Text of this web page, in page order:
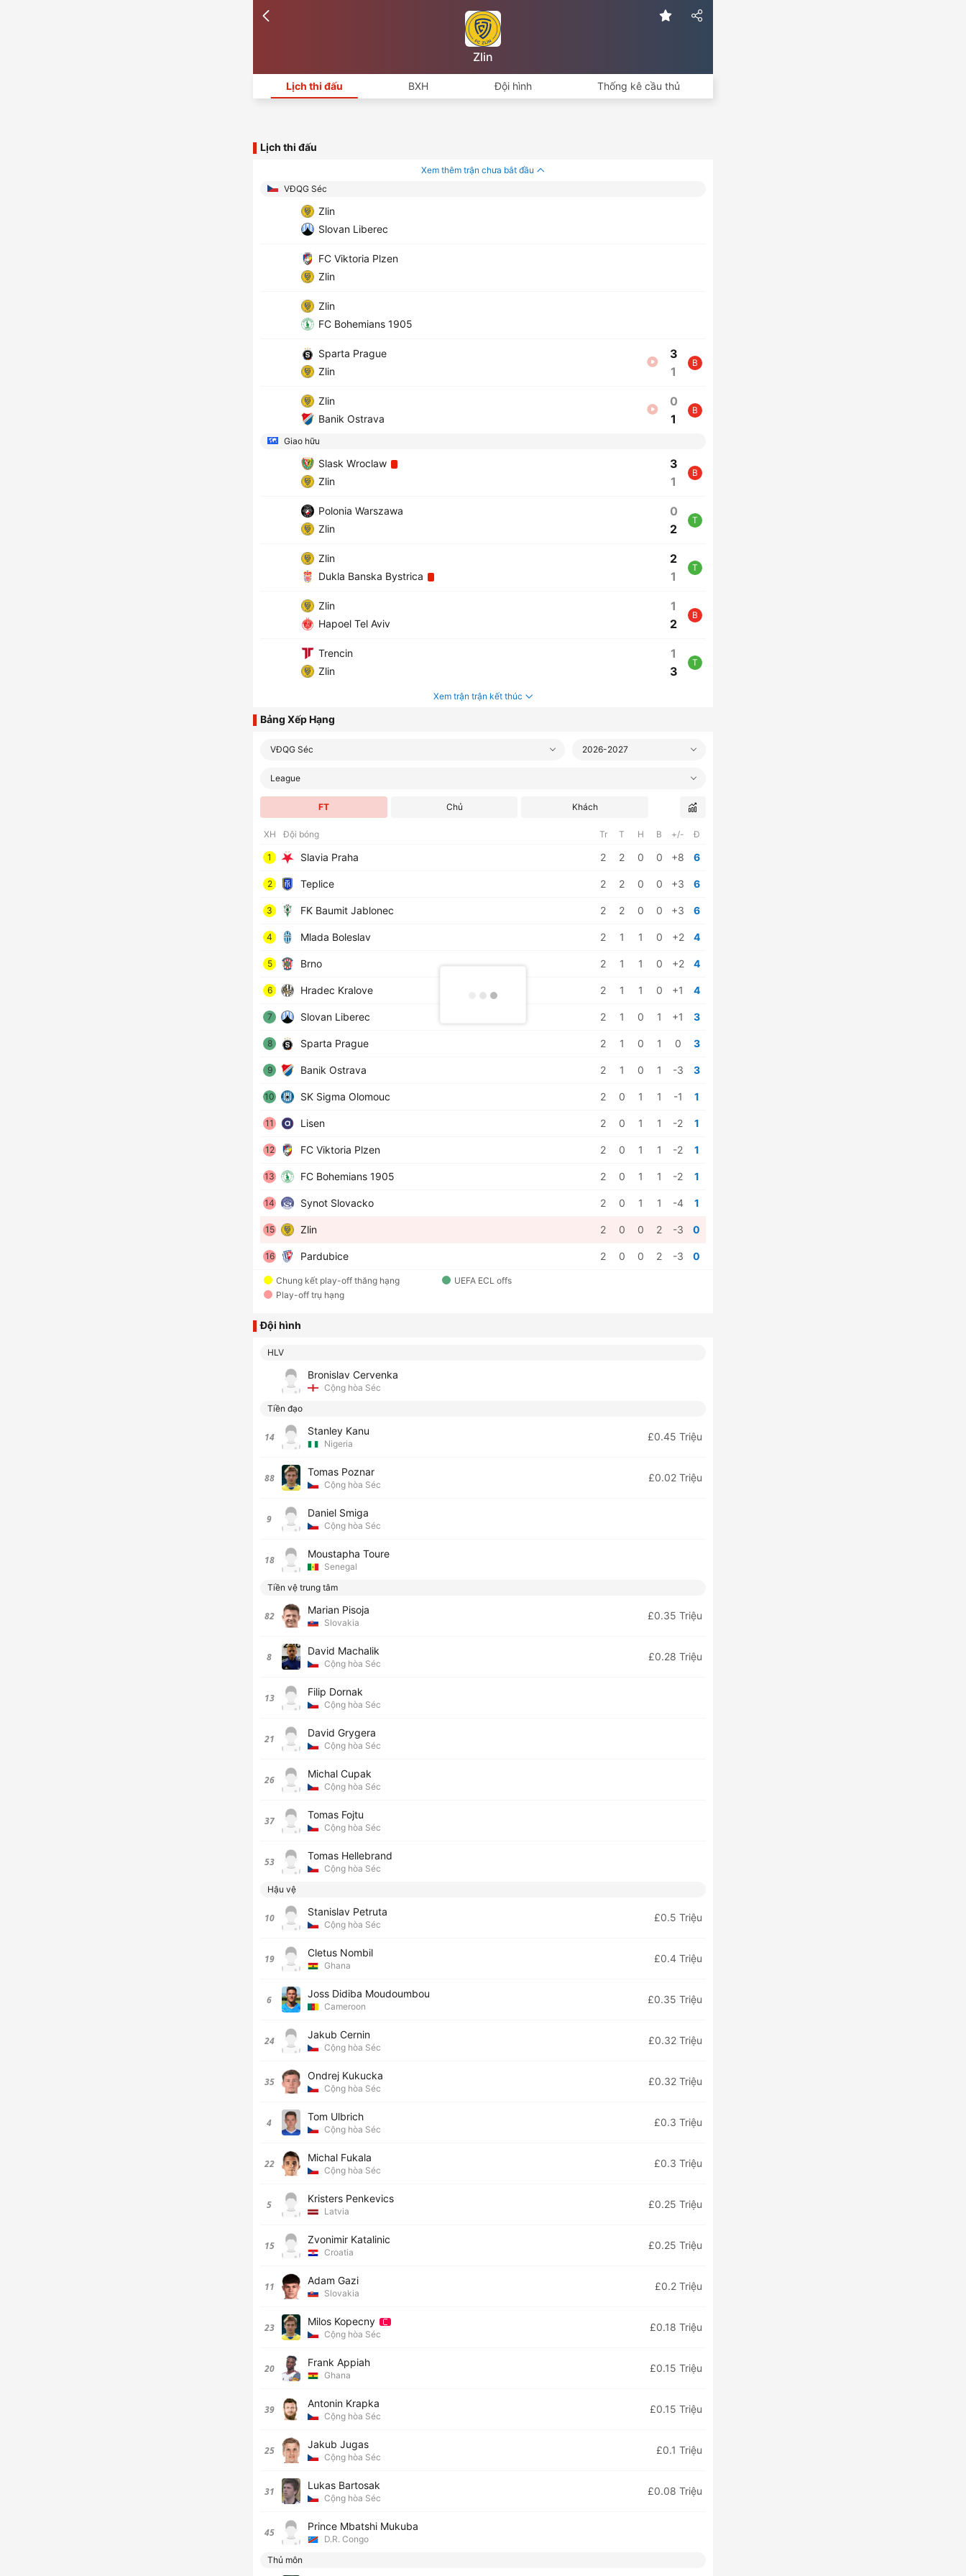
Zlin
Lịch thi đấu BXH Đội hình Thống kê cầu thủ
Lịch thi đấu
Xem thêm trận chưa bắt đầu
VĐQG Séc
Zlin
Slovan Liberec
FC Viktoria Plzen
Zlin
Zlin
FC Bohemians 1905
Sparta Prague
Zlin
3
1
B
Zlin
Banik Ostrava
0
1
B
Giao hữu
Slask Wroclaw
Zlin
3
1
B
Polonia Warszawa
Zlin
0
2
T
Zlin
Dukla Banska Bystrica
2
1
T
Zlin
Hapoel Tel Aviv
1
2
B
Trencin
Zlin
1
3
T
Xem trận trận kết thúc
Bảng Xếp Hạng
VĐQG Séc 2026-2027
League
FT Chủ Khách
XH Đội bóng Tr T H B +/- Đ
1 Slavia Praha 2 2 0 0 +8 6
2 Teplice 2 2 0 0 +3 6
3 FK Baumit Jablonec 2 2 0 0 +3 6
4 Mlada Boleslav 2 1 1 0 +2 4
5 Brno 2 1 1 0 +2 4
6 Hradec Kralove 2 1 1 0 +1 4
7 Slovan Liberec 2 1 0 1 +1 3
8 Sparta Prague 2 1 0 1 0 3
9 Banik Ostrava 2 1 0 1 -3 3
10 SK Sigma Olomouc 2 0 1 1 -1 1
11 Lisen 2 0 1 1 -2 1
12 FC Viktoria Plzen 2 0 1 1 -2 1
13 FC Bohemians 1905 2 0 1 1 -2 1
14 Synot Slovacko 2 0 1 1 -4 1
15 Zlin 2 0 0 2 -3 0
16 Pardubice 2 0 0 2 -3 0
Chung kết play-off thăng hạng
UEFA ECL offs
Play-off trụ hạng
Đội hình
HLV
Bronislav Cervenka
Cộng hòa Séc
Tiền đạo
14 Stanley Kanu
Nigeria
£0.45 Triệu
88 Tomas Poznar
Cộng hòa Séc
£0.02 Triệu
9 Daniel Smiga
Cộng hòa Séc
18 Moustapha Toure
Senegal
Tiền vệ trung tâm
82 Marian Pisoja
Slovakia
£0.35 Triệu
8 David Machalik
Cộng hòa Séc
£0.28 Triệu
13 Filip Dornak
Cộng hòa Séc
21 David Grygera
Cộng hòa Séc
26 Michal Cupak
Cộng hòa Séc
37 Tomas Fojtu
Cộng hòa Séc
53 Tomas Hellebrand
Cộng hòa Séc
Hậu vệ
10 Stanislav Petruta
Cộng hòa Séc
£0.5 Triệu
19 Cletus Nombil
Ghana
£0.4 Triệu
6 Joss Didiba Moudoumbou
Cameroon
£0.35 Triệu
24 Jakub Cernin
Cộng hòa Séc
£0.32 Triệu
35 Ondrej Kukucka
Cộng hòa Séc
£0.32 Triệu
4 Tom Ulbrich
Cộng hòa Séc
£0.3 Triệu
22 Michal Fukala
Cộng hòa Séc
£0.3 Triệu
5 Kristers Penkevics
Latvia
£0.25 Triệu
15 Zvonimir Katalinic
Croatia
£0.25 Triệu
11 Adam Gazi
Slovakia
£0.2 Triệu
23 Milos Kopecny
Cộng hòa Séc
£0.18 Triệu
20 Frank Appiah
Ghana
£0.15 Triệu
39 Antonin Krapka
Cộng hòa Séc
£0.15 Triệu
25 Jakub Jugas
Cộng hòa Séc
£0.1 Triệu
31 Lukas Bartosak
Cộng hòa Séc
£0.08 Triệu
45 Prince Mbatshi Mukuba
D.R. Congo
Thủ môn